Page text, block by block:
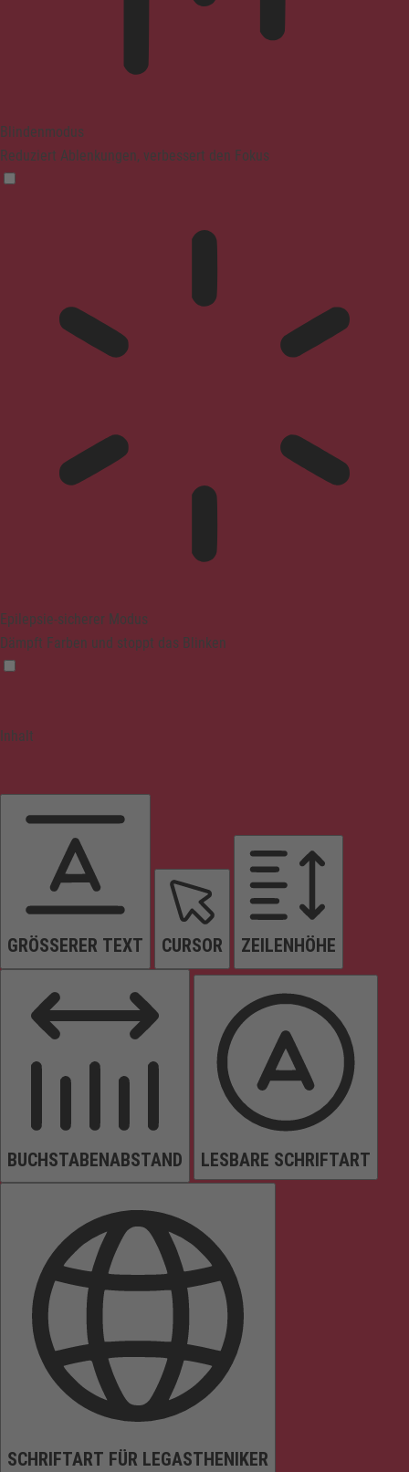
Blindenmodus
Reduziert Ablenkungen, verbessert den Fokus
Epilepsie-sicherer Modus
Dämpft Farben und stoppt das Blinken
Inhalt
GRÖSSERER TEXT CURSOR ZEILENHÖHE
BUCHSTABENABSTAND LESBARE SCHRIFTART
SCHRIFTART FÜR LEGASTHENIKER